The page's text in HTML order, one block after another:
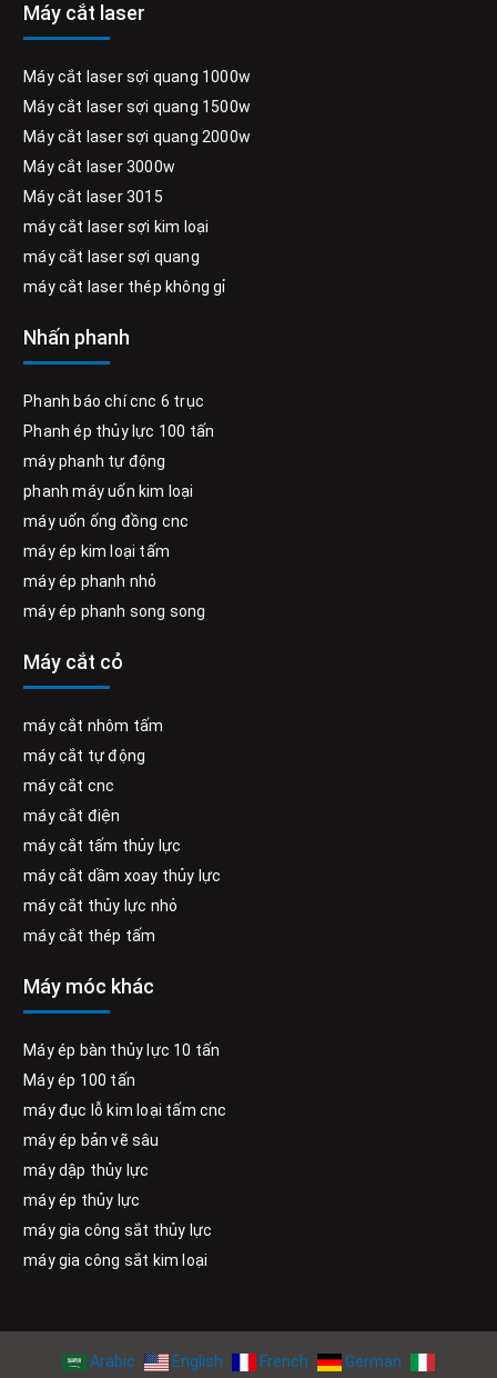
Máy cắt laser
Máy cắt laser sợi quang 1000w
Máy cắt laser sợi quang 1500w
Máy cắt laser sợi quang 2000w
Máy cắt laser 3000w
Máy cắt laser 3015
máy cắt laser sợi kim loại
máy cắt laser sợi quang
máy cắt laser thép không gỉ
Nhấn phanh
Phanh báo chí cnc 6 trục
Phanh ép thủy lực 100 tấn
máy phanh tự động
phanh máy uốn kim loại
máy uốn ống đồng cnc
máy ép kim loại tấm
máy ép phanh nhỏ
máy ép phanh song song
Máy cắt cỏ
máy cắt nhôm tấm
máy cắt tự động
máy cắt cnc
máy cắt điện
máy cắt tấm thủy lực
máy cắt dầm xoay thủy lực
máy cắt thủy lực nhỏ
máy cắt thép tấm
Máy móc khác
Máy ép bàn thủy lực 10 tấn
Máy ép 100 tấn
máy đục lỗ kim loại tấm cnc
máy ép bản vẽ sâu
máy dập thủy lực
máy ép thủy lực
máy gia công sắt thủy lực
máy gia công sắt kim loại
Arabic English French German